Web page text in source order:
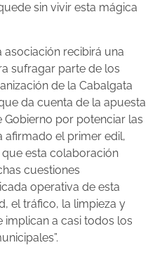
sin vivir esta mágica
asociación recibirá una
sufragar parte de los
de la Cabalgata
da cuenta de la apuesta
por potenciar las
afirmado el primer edil,
esta colaboración
cuestiones
operativa de esta
el tráfico, la limpieza y
a casi todos los